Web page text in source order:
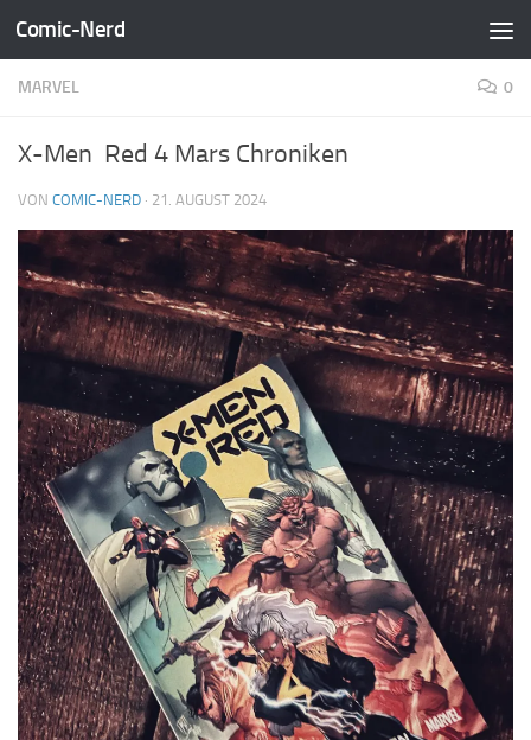
Zum Inhalt springen
Comic-Nerd
MARVEL 0
X-Men Red 4 Mars Chroniken
VON COMIC-NERD · 21. AUGUST 2024